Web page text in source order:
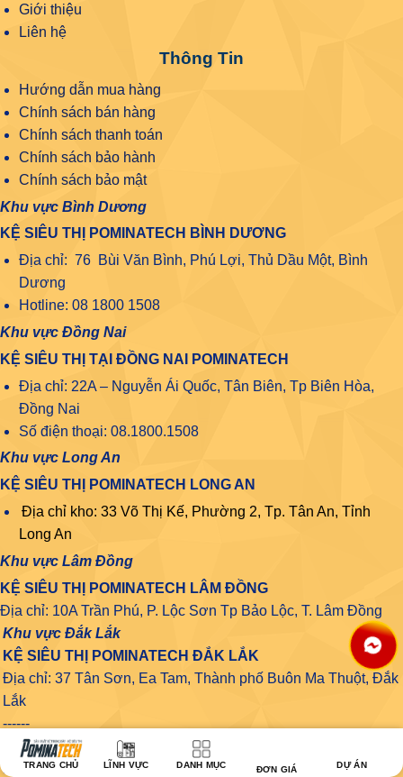
Giới thiệu
Liên hệ
Thông Tin
Hướng dẫn mua hàng
Chính sách bán hàng
Chính sách thanh toán
Chính sách bảo hành
Chính sách bảo mật
Khu vực Bình Dương
KỆ SIÊU THỊ POMINATECH BÌNH DƯƠNG
Địa chỉ: 76 Bùi Văn Bình, Phú Lợi, Thủ Dầu Một, Bình
Dương
Hotline: 08 1800 1508
Khu vực Đồng Nai
KỆ SIÊU THỊ TẠI ĐỒNG NAI POMINATECH
Địa chỉ: 22A – Nguyễn Ái Quốc, Tân Biên, Tp Biên Hòa,
Đồng Nai
Số điện thoại: 08.1800.1508
Khu vực Long An
KỆ SIÊU THỊ POMINATECH LONG AN
Địa chỉ kho: 33 Võ Thị Kế, Phường 2, Tp. Tân An, Tỉnh
Long An
Khu vực Lâm Đồng
KỆ SIÊU THỊ POMINATECH LÂM ĐỒNG
Địa chỉ: 10A Trần Phú, P. Lộc Sơn Tp Bảo Lộc, T. Lâm Đồng
Khu vực Đắk Lắk
KỆ SIÊU THỊ POMINATECH ĐẮK LẮK
Địa chỉ: 37 Tân Sơn, Ea Tam, Thành phố Buôn Ma Thuột, Đắk
Lắk
------
Khu vực Đắk Nông
KỆ SIÊU THỊ POMINATECH ĐẮK NÔNG
TRANG CHỦ LĨNH VỰC DANH MỤC ĐƠN GIÁ DỰ ÁN